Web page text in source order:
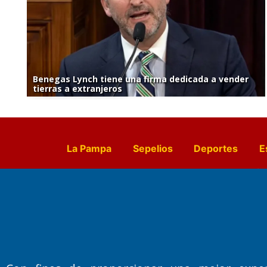
Benegas Lynch tiene una firma dedicada a vender
tierras a extranjeros
La Pampa Sepelios Deportes
Culturales
Agro La Pampa